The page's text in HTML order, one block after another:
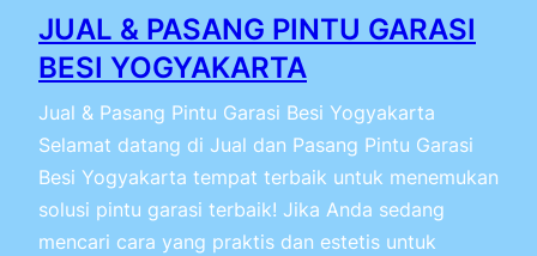
JUAL & PASANG PINTU GARASI
BESI YOGYAKARTA
Jual & Pasang Pintu Garasi Besi Yogyakarta
Selamat datang di Jual dan Pasang Pintu Garasi
Besi Yogyakarta tempat terbaik untuk menemukan
solusi pintu garasi terbaik! Jika Anda sedang
mencari cara yang praktis dan estetis untuk